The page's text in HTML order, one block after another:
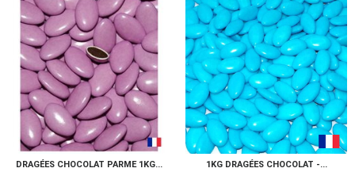
DRAGÉES CHOCOLAT PARME 1KG... 1KG DRAGÉES CHOCOLAT -...